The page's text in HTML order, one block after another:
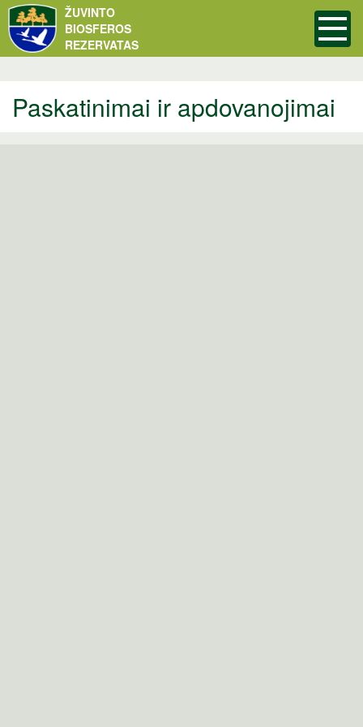
ŽUVINTO
BIOSFEROS
REZERVATAS
Paskatinimai ir apdovanojimai